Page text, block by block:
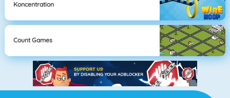
Koncentration
Count Games